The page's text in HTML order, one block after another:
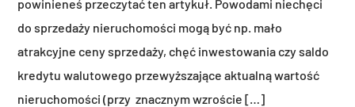
powinieneś przeczytać ten artykuł. Powodami niechęci
do sprzedaży nieruchomości mogą być np. mało
atrakcyjne ceny sprzedaży, chęć inwestowania czy saldo
kredytu walutowego przewyższające aktualną wartość
nieruchomości (przy znacznym wzroście […]